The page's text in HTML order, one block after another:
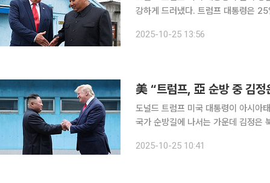
강하게 드러냈다. 트럼프 대통령은 25일(한국시간) 아시아 순방길에 오르기에 앞서 백악관에서 기
있다"고 언급했다. 트럼프
2025-10-25 13:56
美 “트럼프, 亞 순방 중 김
도널드 트럼프 미국 대통령이 아시아
국가 순방길에 나서는 가운데 김정은
이 보도했다. 고위 당국자는 트럼프
2025-10-25 10:41